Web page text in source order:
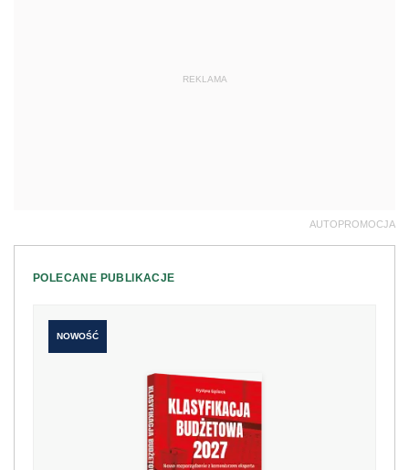
REKLAMA
AUTOPROMOCJA
POLECANE PUBLIKACJE
NOWOŚĆ